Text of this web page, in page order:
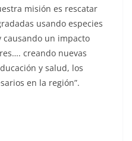
misión es rescatar
usando especies
causando un impacto
creando nuevas
y salud, los
en la región”.